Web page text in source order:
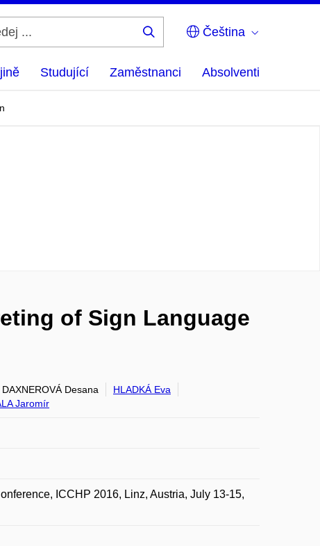
Čeština
Studující Zaměstnanci Absolventi
of Sign Language
DAXNEROVÁ Desana
HLADKÁ Eva
Jaromír
ICCHP 2016, Linz, Austria, July 13-15,